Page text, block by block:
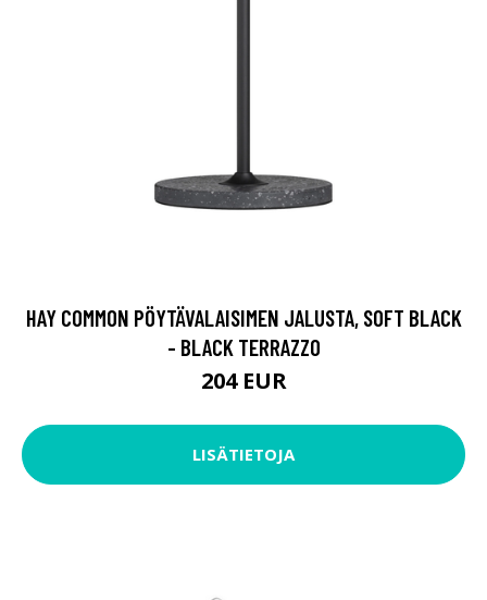
HAY COMMON PÖYTÄVALAISIMEN JALUSTA, SOFT BLACK
- BLACK TERRAZZO
204 EUR
LISÄTIETOJA